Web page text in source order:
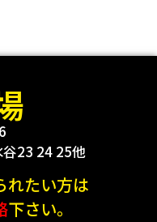
23 24 25他
れたい方は
下さい。